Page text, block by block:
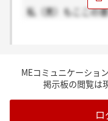
私（男）もここの
月の親睦会につい
9月に顔合わせる
MEコミュニケーショ
掲示板の閲覧は